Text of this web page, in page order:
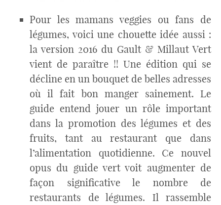
Pour les mamans veggies ou fans de
légumes, voici une chouette idée aussi :
la version 2016 du Gault & Millaut Vert
vient de paraître !! Une édition qui se
décline en un bouquet de belles adresses
où il fait bon manger sainement. Le
guide entend jouer un rôle important
dans la promotion des légumes et des
fruits, tant au restaurant que dans
l’alimentation quotidienne. Ce nouvel
opus du guide vert voit augmenter de
façon significative le nombre de
restaurants de légumes. Il rassemble